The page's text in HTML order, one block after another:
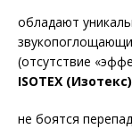
обладают
(отсутствие
ISOTEX (Изотекс)
не боятся